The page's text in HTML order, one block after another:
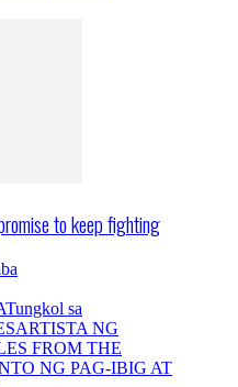
to keep fighting
Tungkol sa
ARTISTA NG
FROM THE
NG PAG-IBIG AT